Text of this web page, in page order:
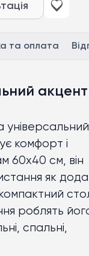
та оплата
акцент
комфорт і
60х40 см, він
як
роблять
спальні,